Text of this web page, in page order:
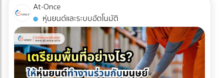
รอยต่อ" (Seamless Temperature Control) ตั้งแต่หน้าฟาร์มที่
ญี่ปุ่นจนถึงประตูโรงงานในไทย 1. Origin (ต้นทางที่ญี่ปุ่น):
กระบวนการเริ่มต้นตั้งแต่หลังจากการบด ผงมัทฉะจะถูกบรรจุใน
ถุงฟอยล์ทึบแสงแบบสุญญากาศ หรือซีลพร้อมซองดูดออกซิเจน
ทันที จากนั้นจะถูกนำไปจัดเก็บในคลังสินค้าควบคุมอุณหภูมิ (มัก
จะต่ำกว่า 15°C หรือในบางเกรดอาจติดลบ) 2. Transit (ระหว่าง
หากมีการวางแผนอย่างถูกต้องตามข้อกำหนดของกรม
สรรพากร เงื่อนไขการนำค่าใช้จ่าย Outing & CSR ไปหักภาษี
บริษัท การจะตอบคำถามว่า "เช่ารถบัสจัดสัมมนา หักภาษีได้
ไหม?" ต้องพิจารณาเงื่อนไขหลัก ดังนี้: ต้องมีวัตถุประสงค์เพื่อ
การพัฒนาบุคลากร: กิจกรรมต้องมีกำหนดการ (Itinerary)
ชัดเจน เช่น มีการอบรมสัมมนา หรือทำกิจกรรม CSR ที่เป็น
At-Once
หุ่นยนต์และระบบอัตโนมัติ